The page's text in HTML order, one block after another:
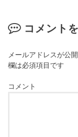
コメント
メールアドレスが公
欄は必須項目です
コメント